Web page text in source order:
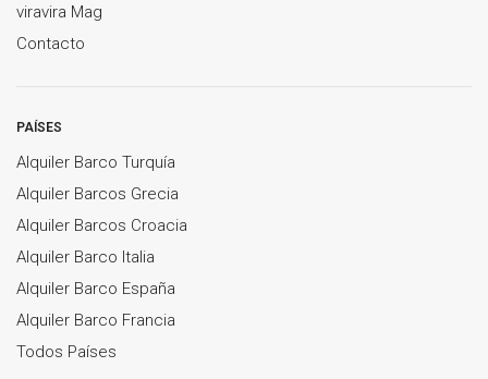
viravira Mag
Contacto
PAÍSES
Alquiler Barco Turquía
Alquiler Barcos Grecia
Alquiler Barcos Croacia
Alquiler Barco Italia
Alquiler Barco España
Alquiler Barco Francia
Todos Países